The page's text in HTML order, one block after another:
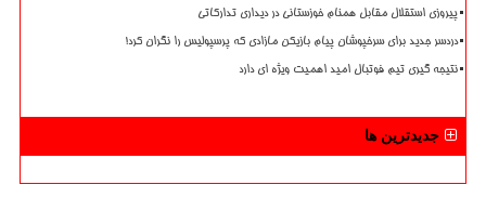
پیروزی استقلال مقابل همنام خوزستانی در دیداری تدارکاتی
دردسر جدید برای سرخپوشان پیام بازیکن مازادی که پرسپولیس را نگران کرد!
نتیجه گیری تیم فوتبال امید اهمیت ویژه ای دارد
جدیدترین ها